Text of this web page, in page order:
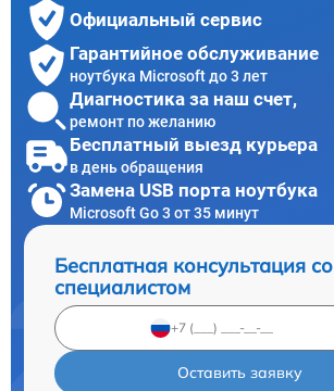
Официальный сервис
Гарантийное обслуживание
ноутбука Microsoft до 3 лет
Диагностика за наш счет,
ремонт по желанию
Бесплатный выезд курьера
в день обращения
Замена USB порта ноутбука
Microsoft Go 3 от 35 минут
Бесплатная консультация со
специалистом
Оставить заявку